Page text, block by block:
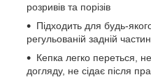
розривів та порізів
Підходить для будь-
регульованій задній
Кепка легко переться,
догляду, не сідає після